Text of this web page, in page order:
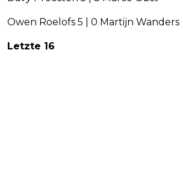
Owen Roelofs 5 | 0 Martijn Wanders
Letzte 16